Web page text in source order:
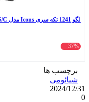
لگو 1241 تکه سری Icons مدل Shelby Cobra 427 S/C کد 10357
37%
برچسب ها
شیائومی
2024/12/31
0